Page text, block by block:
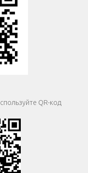
QR-код